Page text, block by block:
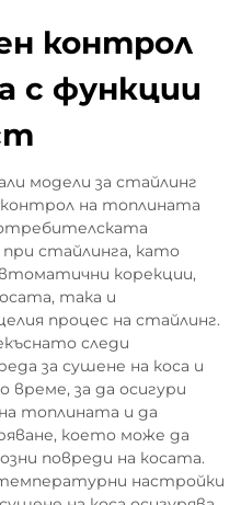
контрол
с функции
модели за стайлинг
на топлината
стайлинга, като
корекции,
така и
процес на стайлинг.
следи
за сушене на коса и
време, за да осигури
топлината и да
което може да
повреди на косата.
настройки